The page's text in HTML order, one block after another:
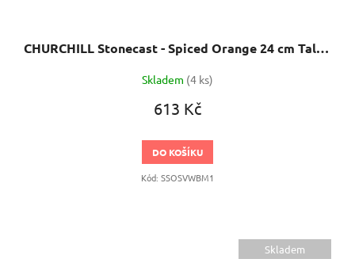
CHURCHILL Stonecast - Spiced Orange 24 cm Talíř hluboký s širokým okrajem
Skladem (4 ks)
613 Kč
DO KOŠÍKU
Kód: SSOSVWBM1
Skladem